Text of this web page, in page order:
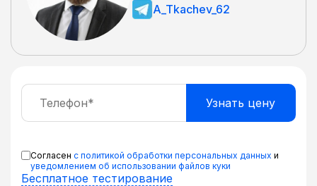
A_Tkachev_62
Согласен с политикой обработки персональных данных и
уведомлением об использовании файлов куки
Бесплатное тестирование